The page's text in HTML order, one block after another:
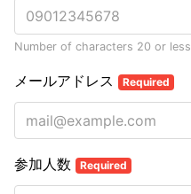
Number of characters 20 or less
メールアドレス Required
参加人数 Required